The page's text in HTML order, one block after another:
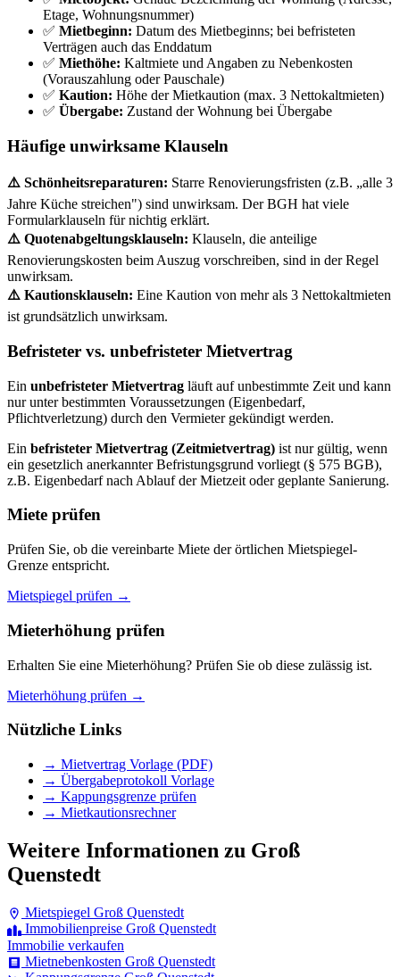
Etage, Wohnungsnummer)
✅ Mietbeginn: Datum des Mietbeginns; bei befristeten
Verträgen auch das Enddatum
✅ Miethöhe: Kaltmiete und Angaben zu Nebenkosten
(Vorauszahlung oder Pauschale)
✅ Kaution: Höhe der Mietkaution (max. 3 Nettokaltmieten)
✅ Übergabe: Zustand der Wohnung bei Übergabe
Häufige unwirksame Klauseln
⚠️ Schönheitsreparaturen: Starre Renovierungsfristen (z.B. „alle 3
Jahre Küche streichen") sind unwirksam. Der BGH hat viele
Formularklauseln für nichtig erklärt.
⚠️ Quotenabgeltungsklauseln: Klauseln, die anteilige
Renovierungskosten beim Auszug vorschreiben, sind in der Regel
unwirksam.
⚠️ Kautionsklauseln: Eine Kaution von mehr als 3 Nettokaltmieten
ist grundsätzlich unwirksam.
Befristeter vs. unbefristeter Mietvertrag
Ein unbefristeter Mietvertrag läuft auf unbestimmte Zeit und kann
nur unter bestimmten Voraussetzungen (Eigenbedarf,
Pflichtverletzung) durch den Vermieter gekündigt werden.
Ein befristeter Mietvertrag (Zeitmietvertrag) ist nur gültig, wenn
ein gesetzlich anerkannter Befristungsgrund vorliegt (§ 575 BGB),
z.B. Eigenbedarf nach Ablauf der Mietzeit oder geplante Sanierung.
Miete prüfen
Prüfen Sie, ob die vereinbarte Miete der örtlichen Mietspiegel-
Grenze entspricht.
Mietspiegel prüfen →
Mieterhöhung prüfen
Erhalten Sie eine Mieterhöhung? Prüfen Sie ob diese zulässig ist.
Mieterhöhung prüfen →
Nützliche Links
→ Mietvertrag Vorlage (PDF)
→ Übergabeprotokoll Vorlage
→ Kappungsgrenze prüfen
→ Mietkautionsrechner
Weitere Informationen zu Groß
Quenstedt
Mietspiegel Groß Quenstedt
Immobilienpreise Groß Quenstedt
Immobilie verkaufen
Mietnebenkosten Groß Quenstedt